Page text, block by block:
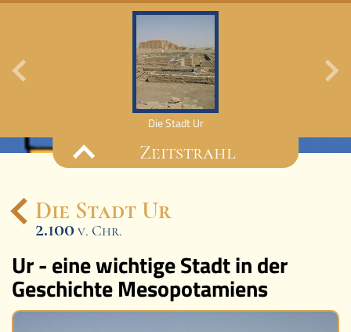
Die Stadt Ur
Zeitstrahl
Lucys Wissensbox
Karte
Die Stadt Ur
2.100v. Chr.
Ur - eine wichtige Stadt in der
Geschichte Mesopotamiens